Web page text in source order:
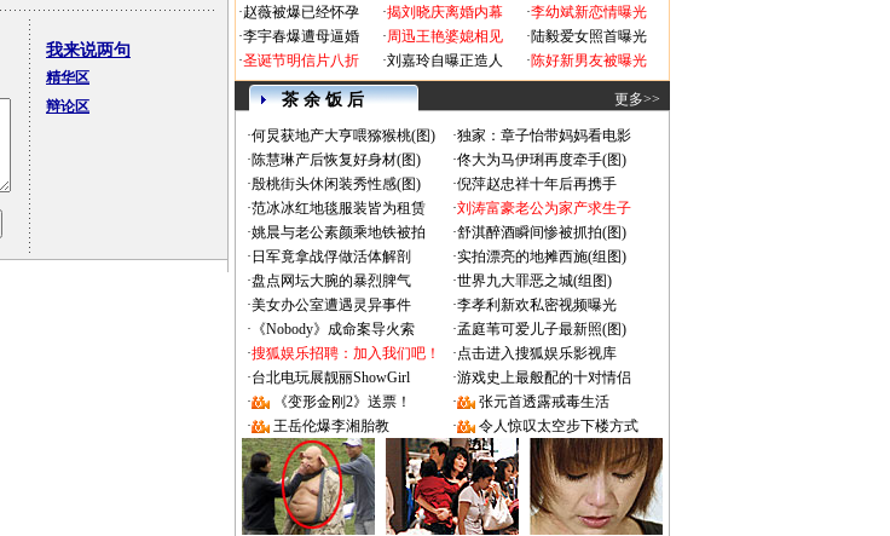
我来说两句
精华区
辩论区
·赵薇被爆已经怀孕
·李宇春爆遭母逼婚
·圣诞节明信片八折
·揭刘晓庆离婚内幕
·周迅王艳婆媳相见
·刘嘉玲自曝正造人
·李幼斌新恋情曝光
·陆毅爱女照首曝光
·陈好新男友被曝光
茶 余 饭 后 更多>>
·何炅获地产大亨喂猕猴桃(图) ·独家：章子怡带妈妈看电影
·陈慧琳产后恢复好身材(图) ·佟大为马伊琍再度牵手(图)
·殷桃街头休闲装秀性感(图) ·倪萍赵忠祥十年后再携手
·范冰冰红地毯服装皆为租赁 ·刘涛富豪老公为家产求生子
·姚晨与老公素颜乘地铁被拍 ·舒淇醉酒瞬间惨被抓拍(图)
· 日军竟拿战俘做活体解剖 ·实拍漂亮的地摊西施(组图)
·盘点网坛大腕的暴烈脾气 ·世界九大罪恶之城(组图)
·美女办公室遭遇灵异事件 ·李孝利新欢私密视频曝光
· 《Nobody》成命案导火索 ·孟庭苇可爱儿子最新照(图)
·搜狐娱乐招聘：加入我们吧！ ·点击进入搜狐娱乐影视库
·台北电玩展靓丽ShowGirl ·游戏史上最般配的十对情侣
·
《变形金刚2》送票！ ·
张元首透露戒毒生活
·
王岳伦爆李湘胎教 · 令人惊叹太空步下楼方式